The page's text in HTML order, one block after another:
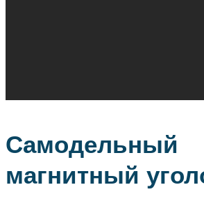
Самодельный
магнитный